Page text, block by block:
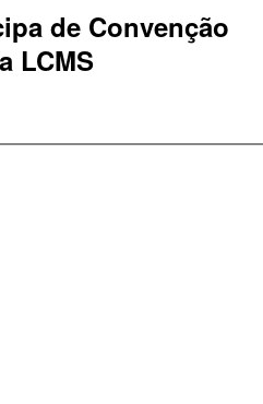
de Convenção
LCMS